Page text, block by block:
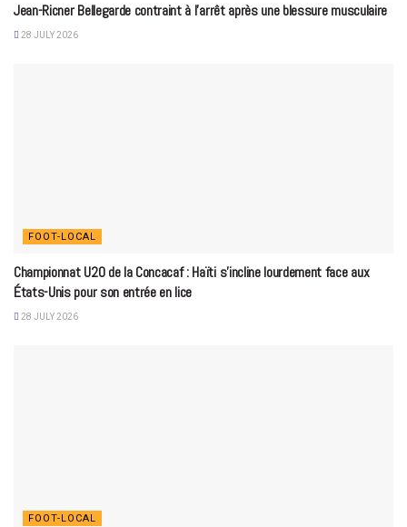
Jean-Ricner Bellegarde contraint à l’arrêt après une blessure musculaire
28 JULY 2026
FOOT-LOCAL
Championnat U20 de la Concacaf : Haïti s’incline lourdement face aux
États-Unis pour son entrée en lice
28 JULY 2026
FOOT-LOCAL